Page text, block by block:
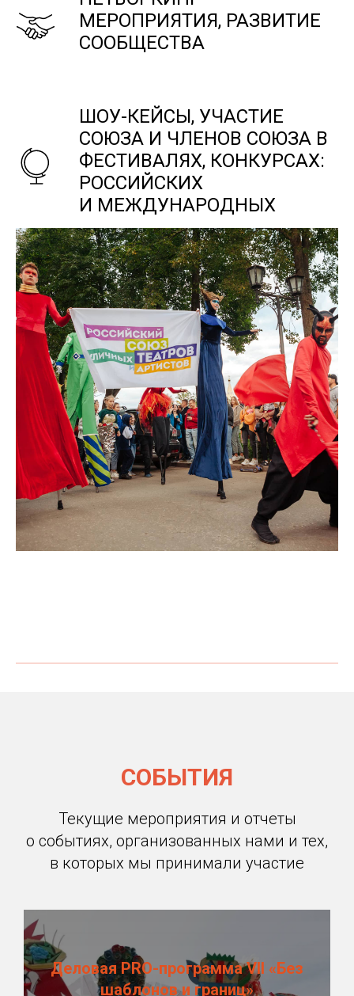
МЕРОПРИЯТИЯ, РАЗВИТИЕ
СООБЩЕСТВА
ШОУ-КЕЙСЫ, УЧАСТИЕ
СОЮЗА И ЧЛЕНОВ СОЮЗА В
ФЕСТИВАЛЯХ, КОНКУРСАХ:
РОССИЙСКИХ
И МЕЖДУНАРОДНЫХ
СОБЫТИЯ
Текущие мероприятия и отчеты
о событиях, организованных нами и тех,
в которых мы принимали участие
Деловая PRO-программа VII «Без
шаблонов и границ»